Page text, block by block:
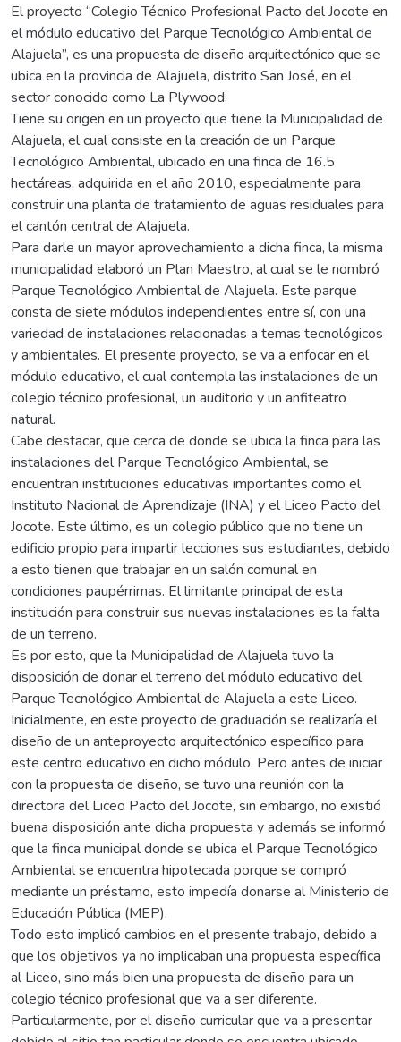
El proyecto “Colegio Técnico Profesional Pacto del Jocote en
el módulo educativo del Parque Tecnológico Ambiental de
Alajuela”, es una propuesta de diseño arquitectónico que se
ubica en la provincia de Alajuela, distrito San José, en el
sector conocido como La Plywood.
Tiene su origen en un proyecto que tiene la Municipalidad de
Alajuela, el cual consiste en la creación de un Parque
Tecnológico Ambiental, ubicado en una finca de 16.5
hectáreas, adquirida en el año 2010, especialmente para
construir una planta de tratamiento de aguas residuales para
el cantón central de Alajuela.
Para darle un mayor aprovechamiento a dicha finca, la misma
municipalidad elaboró un Plan Maestro, al cual se le nombró
Parque Tecnológico Ambiental de Alajuela. Este parque
consta de siete módulos independientes entre sí, con una
variedad de instalaciones relacionadas a temas tecnológicos
y ambientales. El presente proyecto, se va a enfocar en el
módulo educativo, el cual contempla las instalaciones de un
colegio técnico profesional, un auditorio y un anfiteatro
natural.
Cabe destacar, que cerca de donde se ubica la finca para las
instalaciones del Parque Tecnológico Ambiental, se
encuentran instituciones educativas importantes como el
Instituto Nacional de Aprendizaje (INA) y el Liceo Pacto del
Jocote. Este último, es un colegio público que no tiene un
edificio propio para impartir lecciones sus estudiantes, debido
a esto tienen que trabajar en un salón comunal en
condiciones paupérrimas. El limitante principal de esta
institución para construir sus nuevas instalaciones es la falta
de un terreno.
Es por esto, que la Municipalidad de Alajuela tuvo la
disposición de donar el terreno del módulo educativo del
Parque Tecnológico Ambiental de Alajuela a este Liceo.
Inicialmente, en este proyecto de graduación se realizaría el
diseño de un anteproyecto arquitectónico específico para
este centro educativo en dicho módulo. Pero antes de iniciar
con la propuesta de diseño, se tuvo una reunión con la
directora del Liceo Pacto del Jocote, sin embargo, no existió
buena disposición ante dicha propuesta y además se informó
que la finca municipal donde se ubica el Parque Tecnológico
Ambiental se encuentra hipotecada porque se compró
mediante un préstamo, esto impedía donarse al Ministerio de
Educación Pública (MEP).
Todo esto implicó cambios en el presente trabajo, debido a
que los objetivos ya no implicaban una propuesta específica
al Liceo, sino más bien una propuesta de diseño para un
colegio técnico profesional que va a ser diferente.
Particularmente, por el diseño curricular que va a presentar